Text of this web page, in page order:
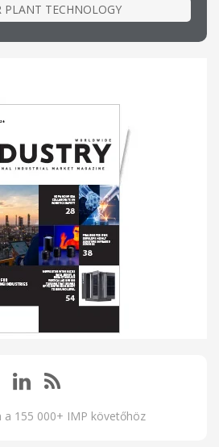
PLANT TECHNOLOGY
a 155 000+ IMP követőhöz